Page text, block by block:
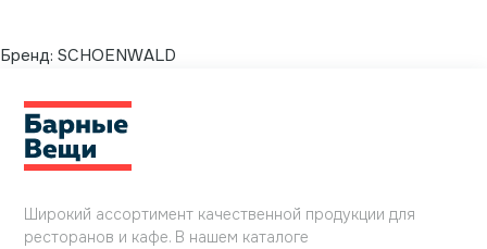
Бренд: SCHOENWALD
Широкий ассортимент качественной продукции для
ресторанов и кафе. В нашем каталоге